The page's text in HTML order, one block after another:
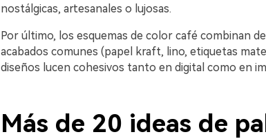
nostálgicas, artesanales o lujosas.
Por último, los esquemas de color café combinan
acabados comunes (papel kraft, lino, etiquetas
diseños lucen cohesivos tanto en digital como en
Más de 20 ideas de